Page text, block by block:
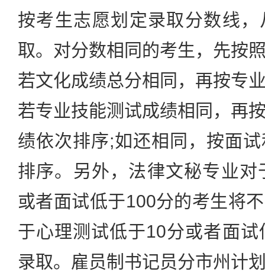
按考生志愿划定录取分数线
取。对分数相同的考生，先按
若文化成绩总分相同，再按专
若专业技能测试成绩相同，再
绩依次排序;如还相同，按面
排序。另外，法律文秘专业
或者面试低于100分的考生将
于心理测试低于10分或者面
录取。雇员制书记员分市州计